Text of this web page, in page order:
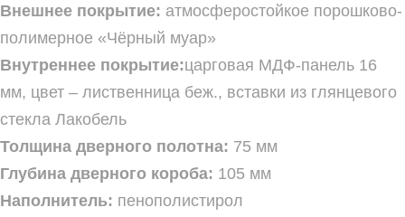
Внешнее покрытие: атмосферостойкое порошково-
полимерное «Чёрный муар»
Внутреннее покрытие:царговая МДФ-панель 16
мм, цвет – лиственница беж., вставки из глянцевого
стекла Лакобель
Толщина дверного полотна: 75 мм
Глубина дверного короба: 105 мм
Наполнитель: пенополистирол